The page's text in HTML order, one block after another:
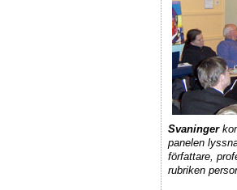
Svaninger
panelen
författare,
rubriken